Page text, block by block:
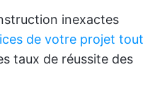
inexactes
de votre projet tout
taux de réussite des